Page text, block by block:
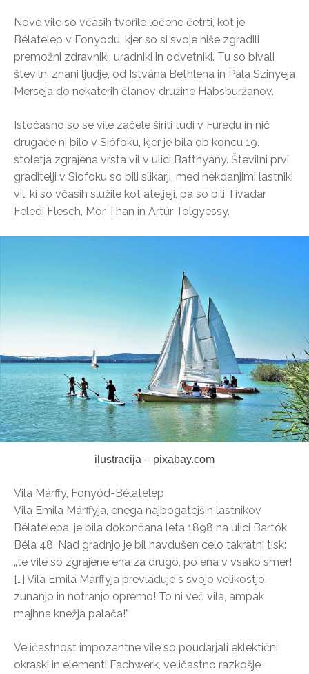
Nove vile so včasih tvorile ločene četrti, kot je
Bélatelep v Fonyodu, kjer so si svoje hiše zgradili
premožni zdravniki, uradniki in odvetniki. Tu so bivali
številni znani ljudje, od Istvána Bethlena in Pála Szinyeja
Merseja do nekaterih članov družine Habsburžanov.
Istočasno so se vile začele širiti tudi v Füredu in nič
drugače ni bilo v Siófoku, kjer je bila ob koncu 19.
stoletja zgrajena vrsta vil v ulici Batthyány. Številni prvi
graditelji v Siofoku so bili slikarji, med nekdanjimi lastniki
vil, ki so včasih služile kot ateljeji, pa so bili Tivadar
Feledi Flesch, Mór Than in Artúr Tölgyessy.
ilustracija – pixabay.com
Vila Márffy, Fonyód-Bélatelep
Vila Emila Márffyja, enega najbogatejših lastnikov
Bélatelepa, je bila dokončana leta 1898 na ulici Bartók
Béla 48. Nad gradnjo je bil navdušen celo takratni tisk:
„te vile so zgrajene ena za drugo, po ena v vsako smer!
[…] Vila Emila Márffyja prevladuje s svojo velikostjo,
zunanjo in notranjo opremo! To ni več vila, ampak
majhna knežja palača!”
Veličastnost impozantne vile so poudarjali eklektični
okraski in elementi Fachwerk, veličastno razkošje